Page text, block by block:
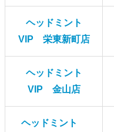
ヘッドミント
VIP 栄東新町店
ヘッドミント
VIP 金山店
ヘッドミント